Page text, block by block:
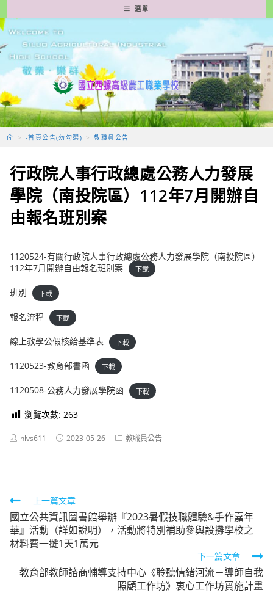
轉
至
要
容
選單
> -首頁公告(勿勾選) > 教職員公告
行政院人事行政總處公務人力發展
學院（南投院區）112年7月開辦自
由報名班別案
1120524-有關行政院人事行政總處公務人力發展學院（南投院區）
112年7月開辦自由報名班別案
下載
班別 下載
報名流程 下載
線上教學公假核給基準表 下載
1120523-教育部書函 下載
1120508-公務人力發展學院函 下載
瀏覽次數: 263
Posthlvs611
Post2023-05-26
Post教職員公告
Read
more
articles
上一篇文章
國立公共資訊圖書館舉辦『2023暑假技職體驗&手作嘉年
華』活動（詳如說明），活動將特別補助參與設攤學校之
材料費一攤1天1萬元
下一篇文章
教育部教師諮商輔導支持中心《聆聽情緒河流－導師自我
照顧工作坊》衷心工作坊實施計畫